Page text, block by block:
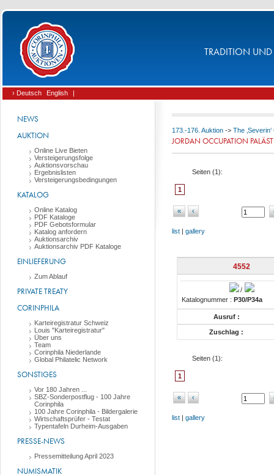
TRADITION UND
› Deutsch English |
NEWS
AUKTION
Online Live Bieten
Versteigerungsfolge
Auktionsvorschau
Ergebnislisten
Versteigerungsbedingungen
KATALOG
Online Katalog
PDF Kataloge
PDF Gebotsformular
Katalog anfordern
Auktionsarchiv
Auktionsarchiv PDF Kataloge
EINLIEFERUNG
Zum Ablauf
PRIVATE TREATY
CORINPHILA
Karteiregistratur Schweiz
Louis "Karteiregistratur"
Über uns
Team
Corinphila Niederlande
Global Philatelic Network
SONSTIGES
Vor 180 Jahren ...
SBZ-Sonderpostflug - 100 Jahre
Corinphila
100 Jahre Corinphila - Bildergalerie
Wirtschaftsprüfer - Testat
Typentafeln Durheim-Ausgaben
PRESSE-NEWS
Pressemitteilung April 2023
NUMISMATIK
173.-176. Auktion -> The
JORDAN OCCUPATION
Seiten (1):
1
« ‹
list | gallery
4552
/
Katalognummer : P30/P34a
Ausruf :
Zuschlag :
Seiten (1):
1
« ‹
list | gallery